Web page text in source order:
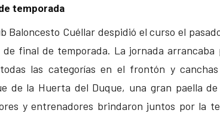
temporada
Baloncesto Cuéllar despidió el curso el
de final de temporada. La jornada
las categorías en el frontón y
de la Huerta del Duque, una gran paella
y entrenadores brindaron juntos por la